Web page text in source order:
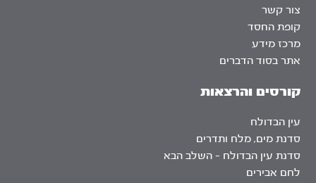
צור קשר
קופת החסד
מרכז מידע
אתר בסוד הדברים
קורסים והרצאות
עין הבדולח
סדנת מים, מלח ותדרים
סדנת עין הבדולח – השלב הבא
לחם אבירים